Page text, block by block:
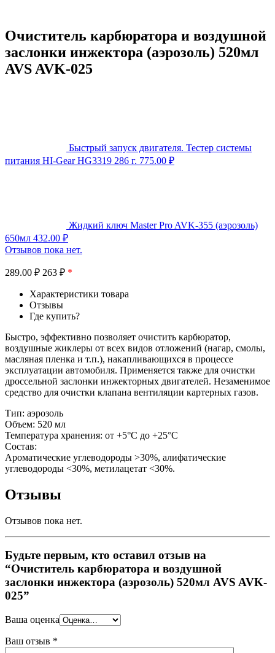
Очиститель карбюратора и воздушной
заслонки инжектора (аэрозоль) 520мл
AVS AVK-025
Быстрый запуск двигателя. Тестер системы
питания HI-Gear HG3319 286 г. 775.00 ₽
Жидкий ключ Master Pro AVK-355 (аэрозоль)
650мл 432.00 ₽
Отзывов пока нет.
289.00 ₽ 263 ₽ *
Характеристики товара
Отзывы
Где купить?
Быстро, эффективно позволяет очистить карбюратор,
воздушные жиклеры от всех видов отложений (нагар, смолы,
масляная пленка и т.п.), накапливающихся в процессе
эксплуатации автомобиля. Применяется также для очистки
дроссельной заслонки инжекторных двигателей. Незаменимое
средство для очистки клапана вентиляции картерных газов.
Тип: аэрозоль
Объем: 520 мл
Температура хранения: от +5°С до +25°С
Состав:
Ароматические углеводороды >30%, алифатические
углеводороды <30%, метилацетат <30%.
Отзывы
Отзывов пока нет.
Будьте первым, кто оставил отзыв на
“Очиститель карбюратора и воздушной
заслонки инжектора (аэрозоль) 520мл AVS AVK-
025”
Ваша оценка
Ваш отзыв *